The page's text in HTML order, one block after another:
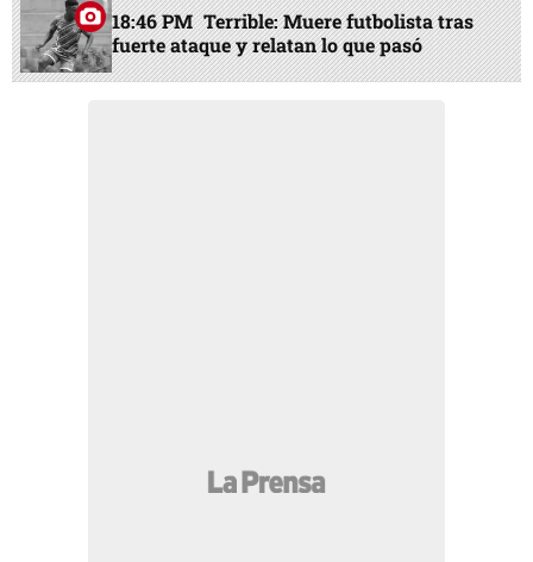
18:46 PM Terrible: Muere futbolista tras
fuerte ataque y relatan lo que pasó